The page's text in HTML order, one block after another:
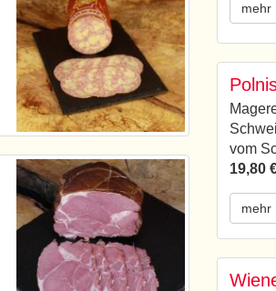
mehr
vom
19,80
mehr